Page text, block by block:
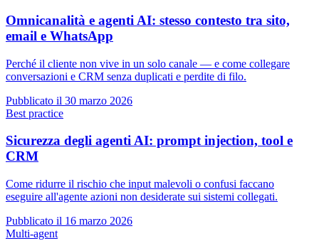
Omnicanalità e agenti AI: stesso contesto tra sito,
email e WhatsApp
Perché il cliente non vive in un solo canale — e come collegare
conversazioni e CRM senza duplicati e perdite di filo.
Pubblicato il 30 marzo 2026
Best practice
Sicurezza degli agenti AI: prompt injection, tool e
CRM
Come ridurre il rischio che input malevoli o confusi faccano
eseguire all'agente azioni non desiderate sui sistemi collegati.
Pubblicato il 16 marzo 2026
Multi-agent